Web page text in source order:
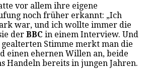
vor allem ihre eigene
noch früher erkannt: „Ich
war, und ich wollte immer die
der BBC in einem Interview. Und
gealterten Stimme merkt man die
einen ehernen Willen an, beide
s Handeln bereits in jungen Jahren.